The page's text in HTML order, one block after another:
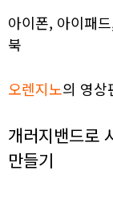
아이폰, 아이패
북
오렌지노의 영상
개러지밴드로
만들기